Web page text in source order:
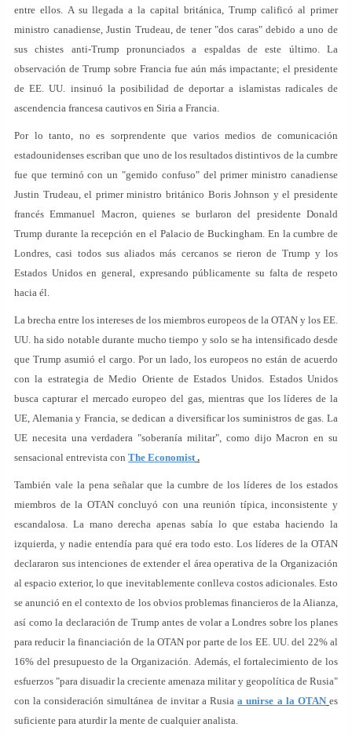
entre ellos. A su llegada a la capital británica, Trump calificó al primer
ministro canadiense, Justin Trudeau, de tener "dos caras" debido a uno de
sus chistes anti-Trump pronunciados a espaldas de este último. La
observación de Trump sobre Francia fue aún más impactante; el presidente
de EE. UU. insinuó la posibilidad de deportar a islamistas radicales de
ascendencia francesa cautivos en Siria a Francia.
Por lo tanto, no es sorprendente que varios medios de comunicación
estadounidenses escriban que uno de los resultados distintivos de la cumbre
fue que terminó con un "gemido confuso" del primer ministro canadiense
Justin Trudeau, el primer ministro británico Boris Johnson y el presidente
francés Emmanuel Macron, quienes se burlaron del presidente Donald
Trump durante la recepción en el Palacio de Buckingham. En la cumbre de
Londres, casi todos sus aliados más cercanos se rieron de Trump y los
Estados Unidos en general, expresando públicamente su falta de respeto
hacia él.
La brecha entre los intereses de los miembros europeos de la OTAN y los EE.
UU. ha sido notable durante mucho tiempo y solo se ha intensificado desde
que Trump asumió el cargo. Por un lado, los europeos no están de acuerdo
con la estrategia de Medio Oriente de Estados Unidos. Estados Unidos
busca capturar el mercado europeo del gas, mientras que los líderes de la
UE, Alemania y Francia, se dedican a diversificar los suministros de gas. La
UE necesita una verdadera "soberanía militar", como dijo Macron en su
sensacional entrevista con The Economist.
También vale la pena señalar que la cumbre de los líderes de los estados
miembros de la OTAN concluyó con una reunión típica, inconsistente y
escandalosa. La mano derecha apenas sabía lo que estaba haciendo la
izquierda, y nadie entendía para qué era todo esto. Los líderes de la OTAN
declararon sus intenciones de extender el área operativa de la Organización
al espacio exterior, lo que inevitablemente conlleva costos adicionales. Esto
se anunció en el contexto de los obvios problemas financieros de la Alianza,
así como la declaración de Trump antes de volar a Londres sobre los planes
para reducir la financiación de la OTAN por parte de los EE. UU. del 22% al
16% del presupuesto de la Organización. Además, el fortalecimiento de los
esfuerzos "para disuadir la creciente amenaza militar y geopolítica de Rusia"
con la consideración simultánea de invitar a Rusiaa unirse a la OTAN es
suficiente para aturdir la mente de cualquier analista.